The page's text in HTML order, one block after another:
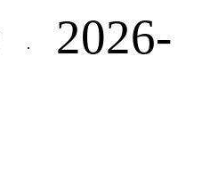
·
2026-